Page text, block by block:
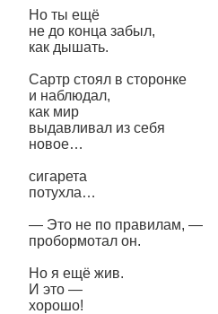
Но ты ещё
не до конца забыл,
как дышать.
Сартр стоял в сторонке
и наблюдал,
как мир
выдавливал из себя
новое…
сигарета
потухла…
— Это не по правилам, —
пробормотал он.
Но я ещё жив.
И это —
хорошо!